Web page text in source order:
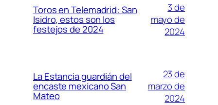
Toros en Telemadrid: San
Isidro, estos son los
festejos de 2024
3 de
mayo de
2024
La Estancia guardián del
encaste mexicano San
Mateo
23 de
marzo de
2024